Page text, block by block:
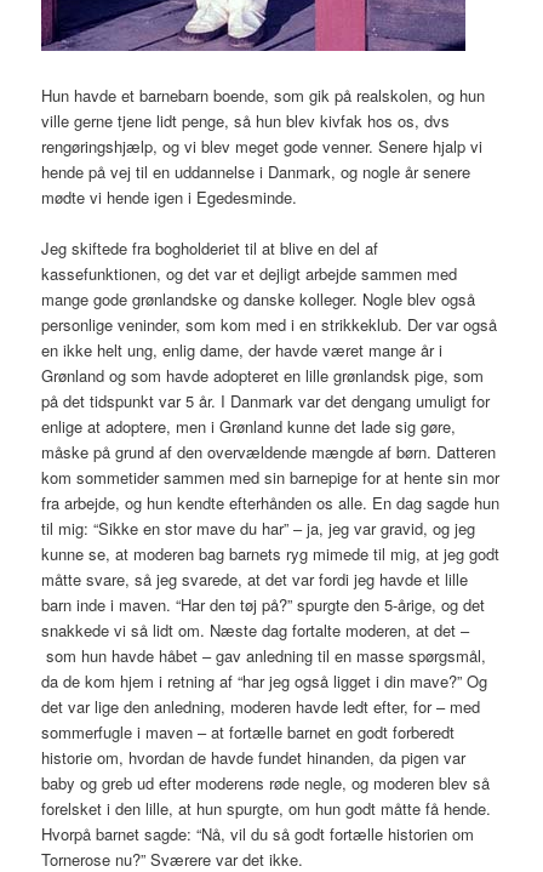
Hun havde et barnebarn boende, som gik på realskolen, og hun
ville gerne tjene lidt penge, så hun blev kivfak hos os, dvs
rengøringshjælp, og vi blev meget gode venner. Senere hjalp vi
hende på vej til en uddannelse i Danmark, og nogle år senere
mødte vi hende igen i Egedesminde.
Jeg skiftede fra bogholderiet til at blive en del af
kassefunktionen, og det var et dejligt arbejde sammen med
mange gode grønlandske og danske kolleger. Nogle blev også
personlige veninder, som kom med i en strikkeklub. Der var også
en ikke helt ung, enlig dame, der havde været mange år i
Grønland og som havde adopteret en lille grønlandsk pige, som
på det tidspunkt var 5 år. I Danmark var det dengang umuligt for
enlige at adoptere, men i Grønland kunne det lade sig gøre,
måske på grund af den overvældende mængde af børn. Datteren
kom sommetider sammen med sin barnepige for at hente sin mor
fra arbejde, og hun kendte efterhånden os alle. En dag sagde hun
til mig: “Sikke en stor mave du har” – ja, jeg var gravid, og jeg
kunne se, at moderen bag barnets ryg mimede til mig, at jeg godt
måtte svare, så jeg svarede, at det var fordi jeg havde et lille
barn inde i maven. “Har den tøj på?” spurgte den 5-årige, og det
snakkede vi så lidt om. Næste dag fortalte moderen, at det –
som hun havde håbet – gav anledning til en masse spørgsmål,
da de kom hjem i retning af “har jeg også ligget i din mave?” Og
det var lige den anledning, moderen havde ledt efter, for – med
sommerfugle i maven – at fortælle barnet en godt forberedt
historie om, hvordan de havde fundet hinanden, da pigen var
baby og greb ud efter moderens røde negle, og moderen blev så
forelsket i den lille, at hun spurgte, om hun godt måtte få hende.
Hvorpå barnet sagde: “Nå, vil du så godt fortælle historien om
Tornerose nu?” Sværere var det ikke.